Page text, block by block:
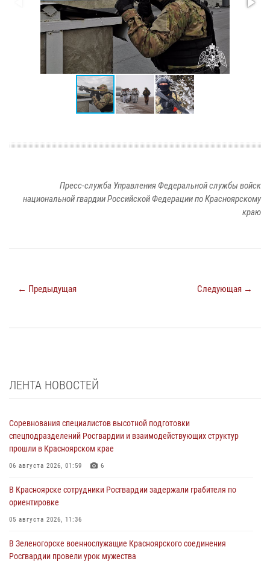
Пресс-служба Управления Федеральной службы войск
национальной гвардии Российской Федерации по Красноярскому
краю
← Предыдущая Следующая →
ЛЕНТА НОВОСТЕЙ
Соревнования специалистов высотной подготовки
спецподразделений Росгвардии и взаимодействующих структур
прошли в Красноярском крае
06 августа 2026, 01:59 6
В Красноярске сотрудники Росгвардии задержали грабителя по
ориентировке
05 августа 2026, 11:36
В Зеленогорске военнослужащие Красноярского соединения
Росгвардии провели урок мужества